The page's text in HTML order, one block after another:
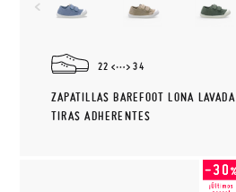
22 34
ZAPATILLAS BAREFOOT LONA LAVADA
TIRAS ADHERENTES